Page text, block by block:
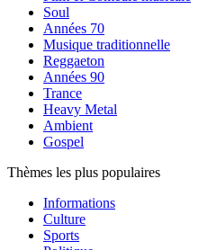
Soul
Années 70
Musique traditionnelle
Reggaeton
Années 90
Trance
Heavy Metal
Ambient
Gospel
Thèmes les plus populaires
Informations
Culture
Sports